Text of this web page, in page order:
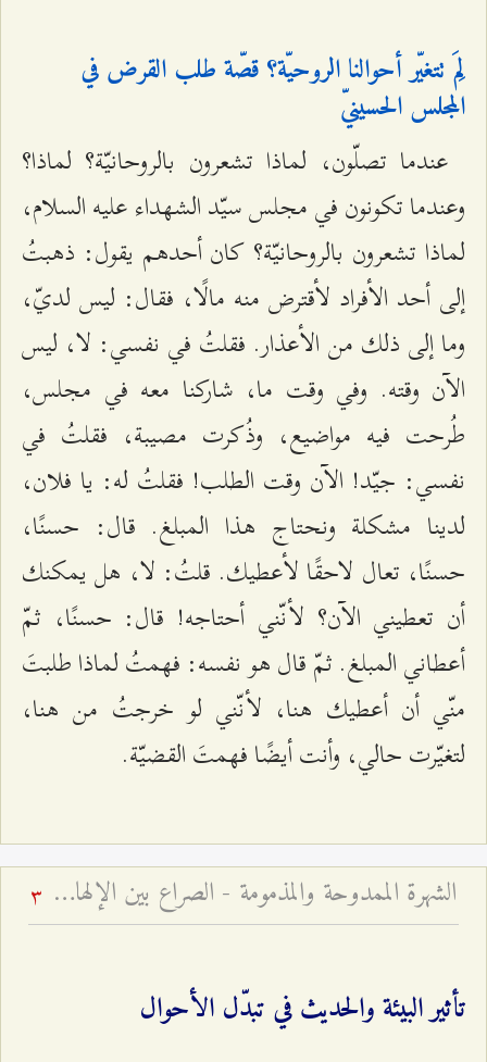
لِمَ تتغيّر أحوالنا الروحيّة؟ قصّة طلب القرض في
المجلس الحسينيّ
عندما تصلّون، لماذا تشعرون بالروحانيّة؟ لماذا؟
وعندما تكونون في مجلس سيّد الشهداء عليه السلام،
لماذا تشعرون بالروحانيّة؟ كان أحدهم يقول: ذهبتُ
إلى أحد الأفراد لأقترض منه مالًا، فقال: ليس لديّ،
وما إلى ذلك من الأعذار. فقلتُ في نفسي: لا، ليس
الآن وقته. وفي وقت ما، شاركنا معه في مجلس،
طُرحت فيه مواضيع، وذُكرت مصيبة، فقلتُ في
نفسي: جيّد! الآن وقت الطلب! فقلتُ له: يا فلان،
لدينا مشكلة ونحتاج هذا المبلغ. قال: حسنًا،
حسنًا، تعال لاحقًا لأعطيك. قلتُ: لا، هل يمكنك
أن تعطيني الآن؟ لأنّني أحتاجه! قال: حسنًا، ثمّ
أعطاني المبلغ. ثمّ قال هو نفسه: فهمتُ لماذا طلبتَ
منّي أن أعطيك هنا، لأنّني لو خرجتُ من هنا،
لتغيّرت حالي، وأنت أيضًا فهمتَ القضيّة.
الشهرة الممدوحة والمذمومة - الصراع بين الإلهام الإلهي والوسوسة الشيطانية 3
تأثير البيئة والحديث في تبدّل الأحوال